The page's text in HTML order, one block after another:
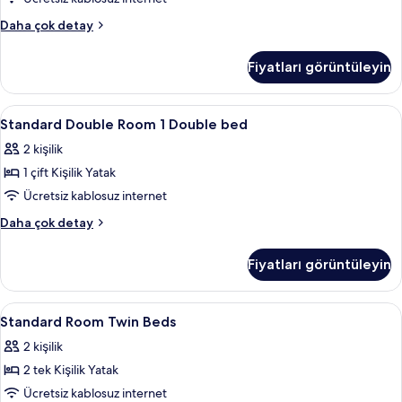
fazla
ve
Çekyat
tüm
fotoğrafları
görün
Daha çok detay
Family
Kişilik
Yatak
ve
hakkında
daha
fazla
detay
Fiyatları görüntüleyin
Standard
Double
Room
1
Double
bed
fotoğrafları
görün
Anti alerjik yatak takımı, masa,
6
Standard Double Room 1 Double bed
2 kişilik
1 çift Kişilik Yatak
Ücretsiz kablosuz internet
Daha çok detay
Standard
Double
bed
hakkında
fazla
detay
Fiyatları görüntüleyin
Standard
Room
Twin
Beds
için
Anti alerjik yatak takımı, masa,
6
Standard Room Twin Beds
2 kişilik
2 tek Kişilik Yatak
Ücretsiz kablosuz internet